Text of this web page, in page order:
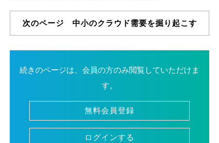
次のページ 中小のクラウド需要を掘り起こす
続きのページは、会員の方のみ閲覧していただけま
す。
無料会員登録
ログインする